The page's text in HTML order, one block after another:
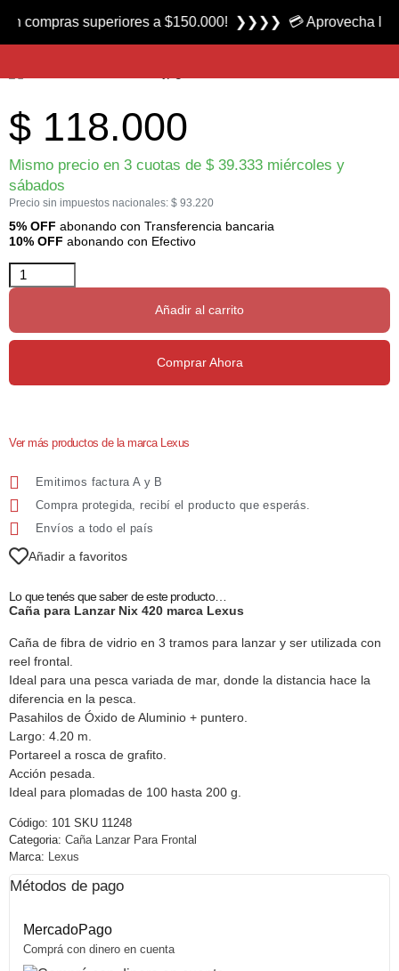
Producto nuevo
Caña para Lanzar Nix 420 marca Lexus
$ 118.000
Mismo precio en 3 cuotas de $39.333 miércoles y
sábados
Precio sin impuestos nacionales: $ 93.220
5% OFF abonando con Transferencia bancaria
10% OFF abonando con Efectivo
Añadir al carrito
Comprar Ahora
Ver más productos de la marca Lexus
Emitimos factura A y B
Compra protegida, recibí el producto que esperás.
Envíos a todo el país
Añadir a favoritos
Lo que tenés que saber de este producto…
Caña para Lanzar Nix 420 marca Lexus
Caña de fibra de vidrio en 3 tramos para lanzar y ser utilizada con
reel frontal.
Ideal para una pesca variada de mar, donde la distancia hace la
diferencia en la pesca.
Pasahilos de Óxido de Aluminio + puntero.
Largo: 4.20 m.
Portareel a rosca de grafito.
Acción pesada.
Ideal para plomadas de 100 hasta 200 g.
Código: 101 SKU 11248
Categoria: Caña Lanzar Para Frontal
Marca:
Lexus
Métodos de pago
MercadoPago
Comprá con dinero en cuenta
superiores a $150.000! ❯❯❯❯ 💳 Aprovecha las 3